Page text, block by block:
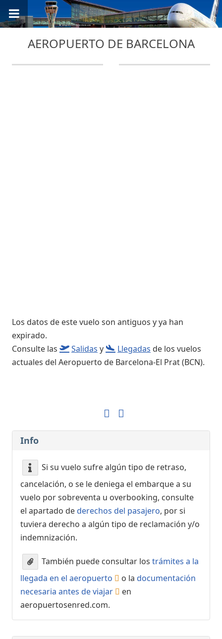
AEROPUERTO DE BARCELONA
Los datos de este vuelo son antiguos y ya han
expirado.
Consulte las
Salidas y Llegadas de los vuelos
actuales del Aeropuerto de Barcelona-El Prat (BCN).
Info
Si su vuelo sufre algún tipo de retraso,
cancelación, o se le deniega el embarque a su
vuelo por sobreventa u overbooking, consulte
el apartado dederechos del pasajero, por si
tuviera derecho a algún tipo de reclamación y/o
indemnización.
También puede consultar los trámites a la
llegada en el aeropuerto
o la documentación
necesaria antes de viajar
en
aeropuertosenred.com.